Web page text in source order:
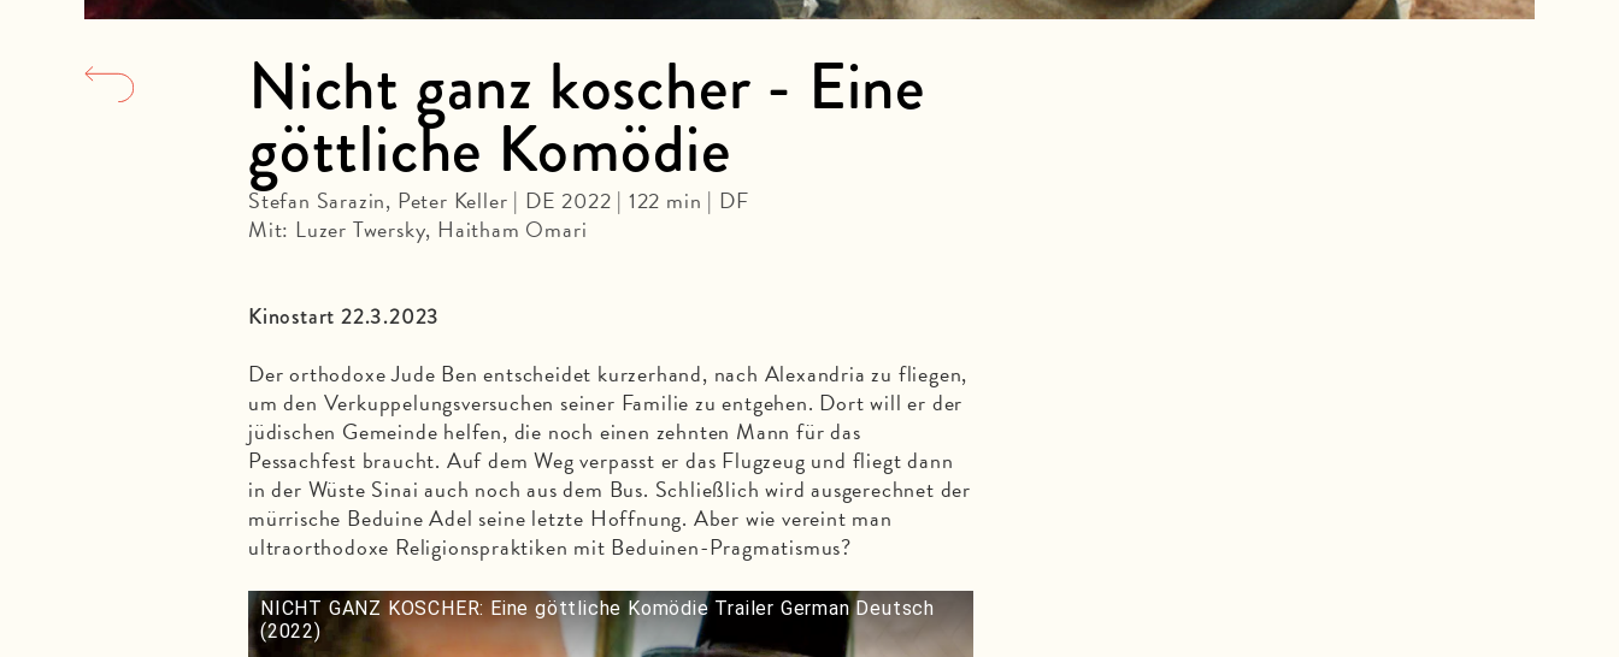
Nicht ganz koscher - Eine
göttliche Komödie
Stefan Sarazin, Peter Keller | DE 2022 | 122 min | DF
Mit: Luzer Twersky, Haitham Omari
Kinostart 22.3.2023
Der orthodoxe Jude Ben entscheidet kurzerhand, nach Alexandria zu fliegen,
um den Verkuppelungsversuchen seiner Familie zu entgehen. Dort will er der
jüdischen Gemeinde helfen, die noch einen zehnten Mann für das
Pessachfest braucht. Auf dem Weg verpasst er das Flugzeug und fliegt dann
in der Wüste Sinai auch noch aus dem Bus. Schließlich wird ausgerechnet der
mürrische Beduine Adel seine letzte Hoffnung. Aber wie vereint man
ultraorthodoxe Religionspraktiken mit Beduinen-Pragmatismus?
NICHT GANZ KOSCHER: Eine göttliche Komödie Trailer German Deutsch
(2022)